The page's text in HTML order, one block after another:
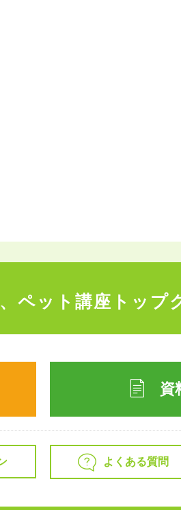
ペット講座トップ
資
よくある質問